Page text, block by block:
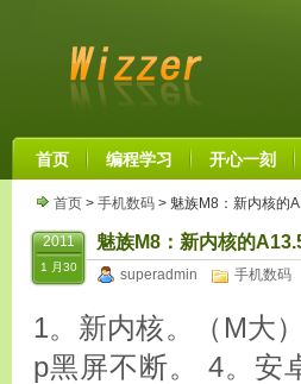
首页 编程学习 开心一刻
首页 > 手机数码 > 魅族M8：新内核的
2011
1 月30
魅族M8：新内核的
superadmin 手机数码
1。新内核。（M大
p黑屏不断。 4。安